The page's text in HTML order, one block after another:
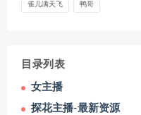
雀儿满天飞 鸭哥
目录列表
女主播
探花主播-最新资源